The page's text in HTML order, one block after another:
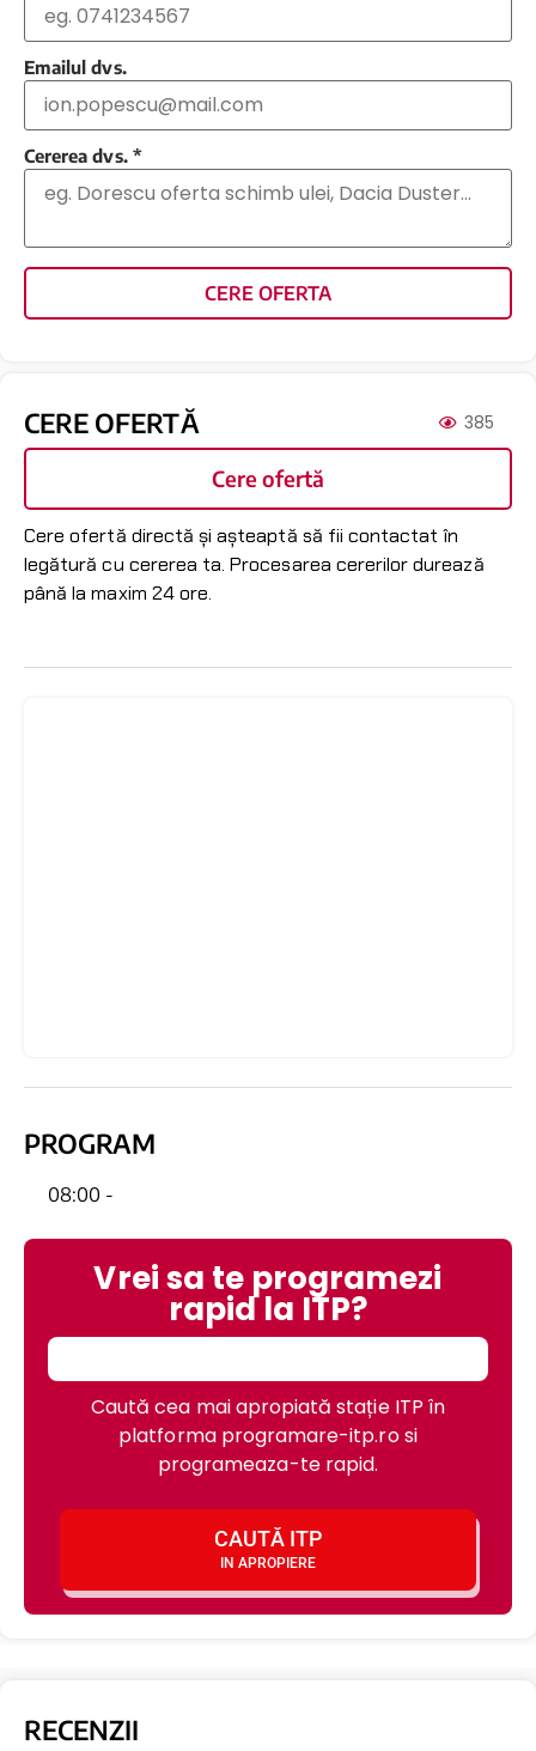
Emailul dvs.
Cererea dvs. *
CERE OFERTA
CERE OFERTĂ 385
Cere ofertă
Cere ofertă directă și așteaptă să fii contactat în
legătură cu cererea ta. Procesarea cererilor durează
până la maxim 24 ore.
PROGRAM
08:00 -
Vrei sa te programezi
rapid la ITP?
Caută cea mai apropiată stație ITP în
platforma programare-itp.ro si
programeaza-te rapid.
CAUTĂ ITP
IN APROPIERE
RECENZII